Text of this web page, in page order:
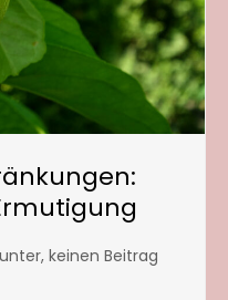
keinen Beitrag